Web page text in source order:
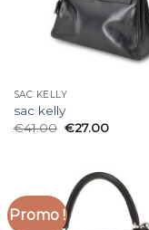
SAC KELLY
sac kelly
€41.00 €27.00
Promo !